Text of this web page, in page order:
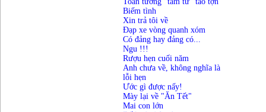
Biếm tình
Xin trả tôi về
Đạp xe vòng quanh xóm
Có đảng hay đảng có...
Ngu !!!
Rượu hẹn cuối năm
Anh chưa về, không nghĩa là
lỗi hẹn
Ước gì được nấy!
Mày lại về "Ăn Tết"
Mai con lớn